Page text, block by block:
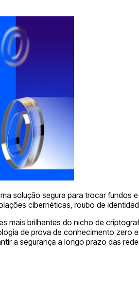
solução segura para trocar
cibernéticas, roubo de
mais brilhantes do nicho de
de prova de conhecimento
a segurança a longo prazo das